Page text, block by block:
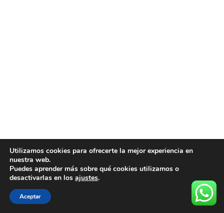
Utilizamos cookies para ofrecerte la mejor experiencia en
nuestra web.
Puedes aprender más sobre qué cookies utilizamos o
desactivarlas en los ajustes.
Aceptar